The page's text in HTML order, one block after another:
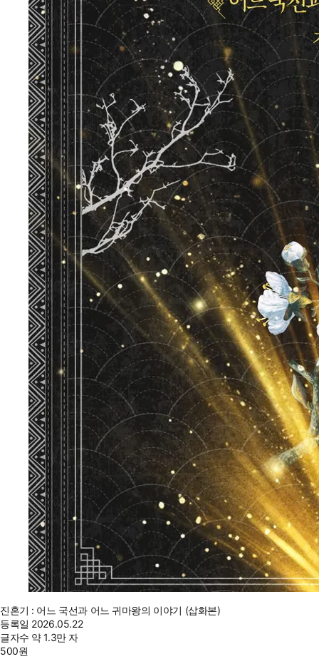
진혼기 : 어느 국선과 어느 귀마왕의 이야기 (삽화본)
등록일 2026.05.22
글자수 약 1.3만 자
500원